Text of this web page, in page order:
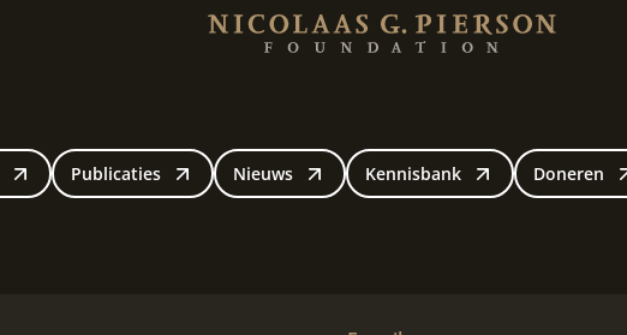
Publicaties Nieuws Kennisbank Doneren